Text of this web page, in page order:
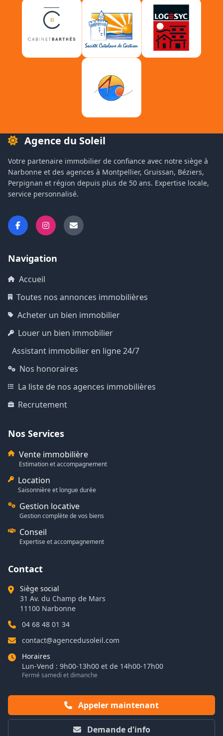
Agence du Soleil
Votre partenaire immobilier de confiance avec notre siège à
Narbonne et des agences à Montpellier, Gruissan, Béziers,
Perpignan et région depuis plus de 50 ans. Expertise locale,
service personnalisé.
Navigation
Accueil
Toutes nos annonces immobilières
Acheter un bien immobilier
Louer un bien immobilier
Assistant immobilier en ligne 24/7
Nos honoraires
La liste de nos agences immobilières
Recrutement
Nos Services
Vente immobilière
Estimation et accompagnement
Location
Saisonnière et longue durée
Gestion locative
Gestion complète de vos biens
Conseil
Expertise et accompagnement
Contact
Siège social
31 Av. du Champ de Mars
11100 Narbonne
04 68 48 01 34
contact@agencedusoleil.com
Horaires
Lun-Vend : 9h00-13h00 et de 14h00-17h00
Fermé samedi et dimanche
Appeler maintenant
Demande d'info